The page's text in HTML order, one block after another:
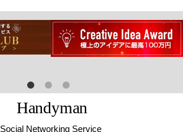
Handyman
Social Networking Service